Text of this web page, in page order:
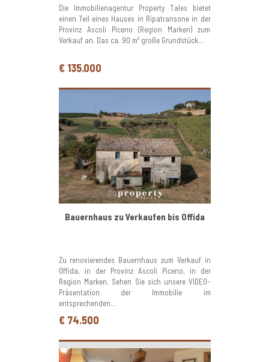
Die Immobilienagentur Property Tales bietet
einen Teil eines Hauses in Ripatransone in der
Provinz Ascoli Piceno (Region Marken) zum
Verkauf an. Das ca. 90 m² große Grundstück...
€ 135.000
Bauernhaus zu Verkaufen bis Offida
Zu renovierendes Bauernhaus zum Verkauf in
Offida, in der Provinz Ascoli Piceno, in der
Region Marken. Sehen Sie sich unsere VIDEO-
Präsentation der Immobilie im
entsprechenden...
€ 74.500